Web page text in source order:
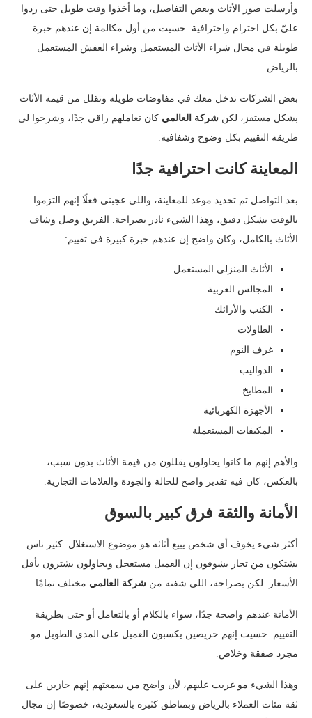
وأرسلت صور الأثاث وبعض التفاصيل، وما أخذوا وقت طويل حتى ردوا
عليّ بكل احترام واحترافية. حسيت من أول مكالمة إن عندهم خبرة
طويلة في مجال شراء الأثاث المستعمل وشراء العفش المستعمل
بالرياض.
بعض الشركات تدخل معك في مفاوضات طويلة وتقلل من قيمة الأثاث
بشكل مستفز، لكن شركة العالمي كان تعاملهم راقي جدًا، وشرحوا لي
طريقة التقييم بكل وضوح وشفافية.
المعاينة كانت احترافية جدًا
بعد التواصل تم تحديد موعد للمعاينة، واللي عجبني فعلًا إنهم التزموا
بالوقت بشكل دقيق، وهذا الشيء نادر بصراحة. الفريق وصل وشاف
الأثاث بالكامل، وكان واضح إن عندهم خبرة كبيرة في تقييم:
الأثاث المنزلي المستعمل
المجالس العربية
الكنب والأرائك
الطاولات
غرف النوم
الدواليب
المطابخ
الأجهزة الكهربائية
المكيفات المستعملة
والأهم إنهم ما كانوا يحاولون يقللون من قيمة الأثاث بدون سبب،
بالعكس، كان فيه تقدير واضح للحالة والجودة والعلامات التجارية.
الأمانة والثقة فرق كبير بالسوق
أكثر شيء يخوف أي شخص يبيع أثاثه هو موضوع الاستغلال. كثير ناس
يشتكون من تجار يشوفون إن العميل مستعجل ويحاولون يشترون بأقل
الأسعار. لكن بصراحة، اللي شفته من شركة العالمي مختلف تمامًا.
الأمانة عندهم واضحة جدًا، سواء بالكلام أو بالتعامل أو حتى بطريقة
التقييم. حسيت إنهم حريصين يكسبون العميل على المدى الطويل مو
مجرد صفقة وخلاص.
وهذا الشيء مو غريب عليهم، لأن واضح من سمعتهم إنهم حازين على
ثقة مئات العملاء بالرياض وبمناطق كثيرة بالسعودية، خصوصًا إن مجال